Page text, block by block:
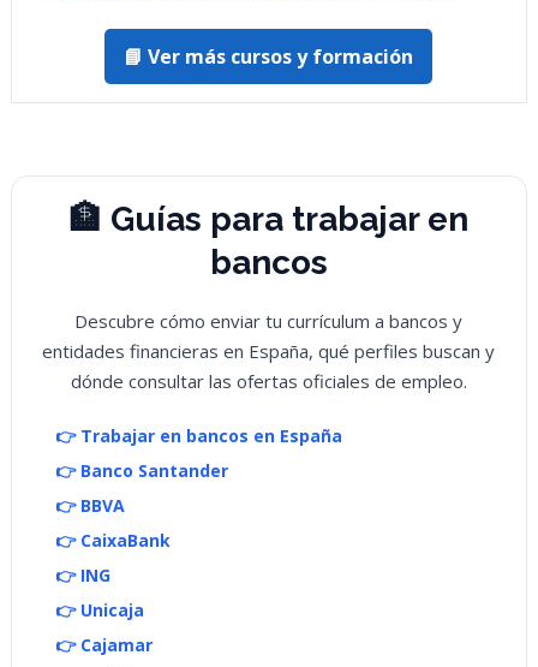
📘 Ver más cursos y formación
🏦 Guías para trabajar en
bancos
Descubre cómo enviar tu currículum a bancos y
entidades financieras en España, qué perfiles buscan y
dónde consultar las ofertas oficiales de empleo.
👉 Trabajar en bancos en España
👉 Banco Santander
👉 BBVA
👉 CaixaBank
👉 ING
👉 Unicaja
👉 Cajamar